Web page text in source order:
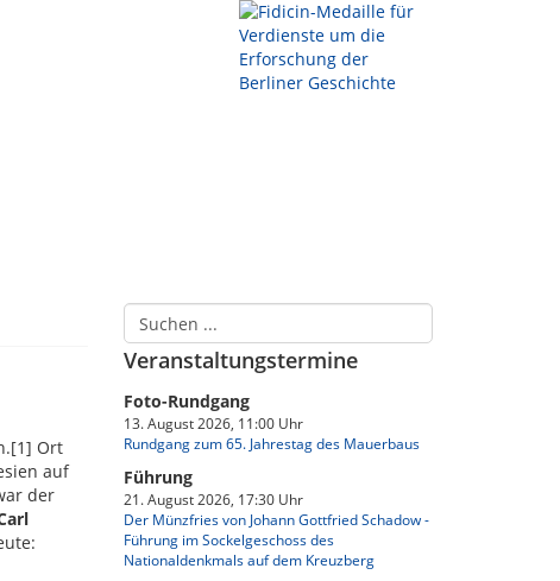
Ort
auf
der
Veranstaltungstermine
Foto-Rundgang
13. August 2026, 11:00 Uhr
Rundgang zum 65. Jahrestag des Mauerbaus
Führung
21. August 2026, 17:30 Uhr
Der Münzfries von Johann Gottfried Schadow -
Führung im Sockelgeschoss des
Nationaldenkmals auf dem Kreuzberg